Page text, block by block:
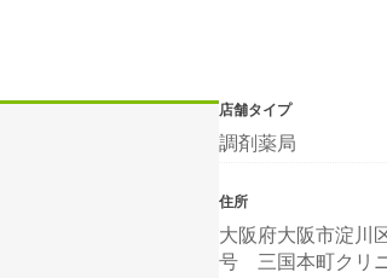
店舗タイプ
調剤薬局
住所
大阪府大阪市淀川
号 三国本町クリ